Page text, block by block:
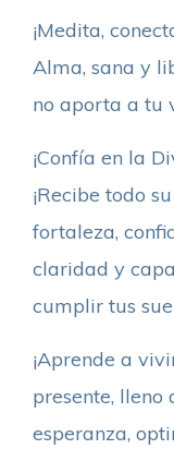
¡Medita,
Alma, sana y
no aporta a tu
¡Confía en la
¡Recibe todo
fortaleza,
claridad y
cumplir tus
¡Aprende a
presente, lleno
esperanza,